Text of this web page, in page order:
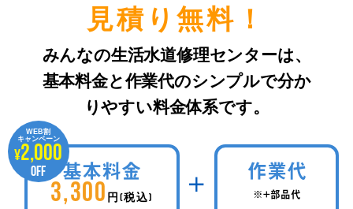
⾒積り無料！
みんなの⽣活⽔道修理センターは、
基本料金と作業代のシンプルで分か
りやすい料金体系です。
WEB割
キャンペーン
¥2,000
OFF 基本料金
3,300 円(税込)
作業代
※+部品代